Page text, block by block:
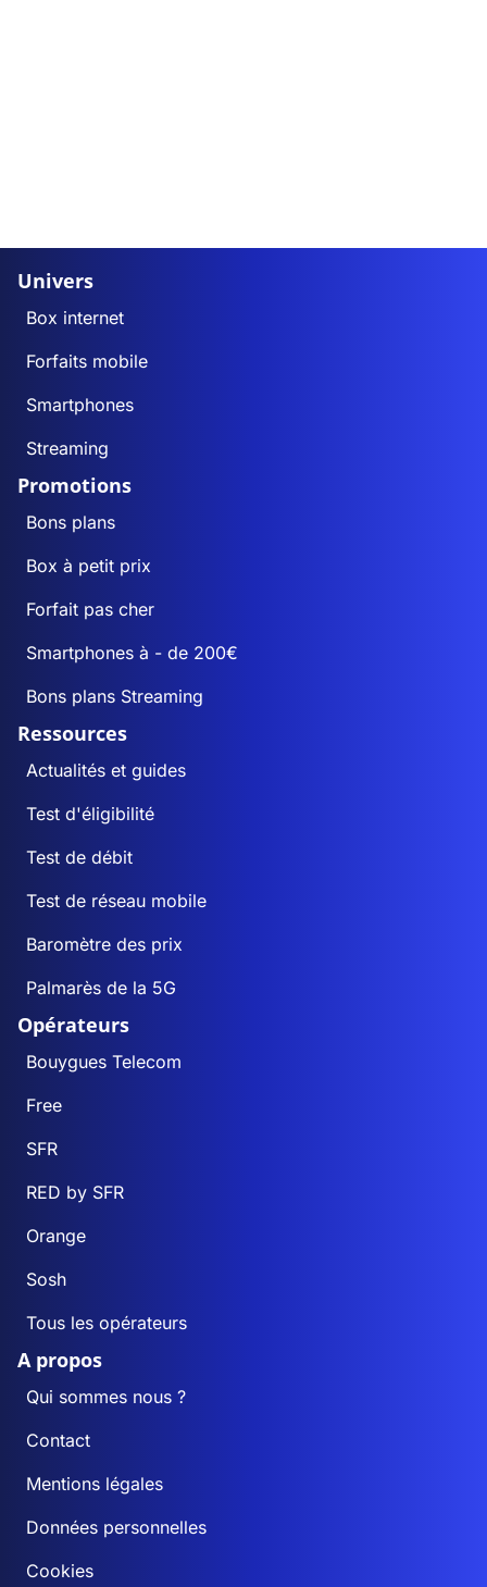
Univers
Box internet
Forfaits mobile
Smartphones
Streaming
Promotions
Bons plans
Box à petit prix
Forfait pas cher
Smartphones à - de 200€
Bons plans Streaming
Ressources
Actualités et guides
Test d'éligibilité
Test de débit
Test de réseau mobile
Baromètre des prix
Palmarès de la 5G
Opérateurs
Bouygues Telecom
Free
SFR
RED by SFR
Orange
Sosh
Tous les opérateurs
A propos
Qui sommes nous ?
Contact
Mentions légales
Données personnelles
Cookies